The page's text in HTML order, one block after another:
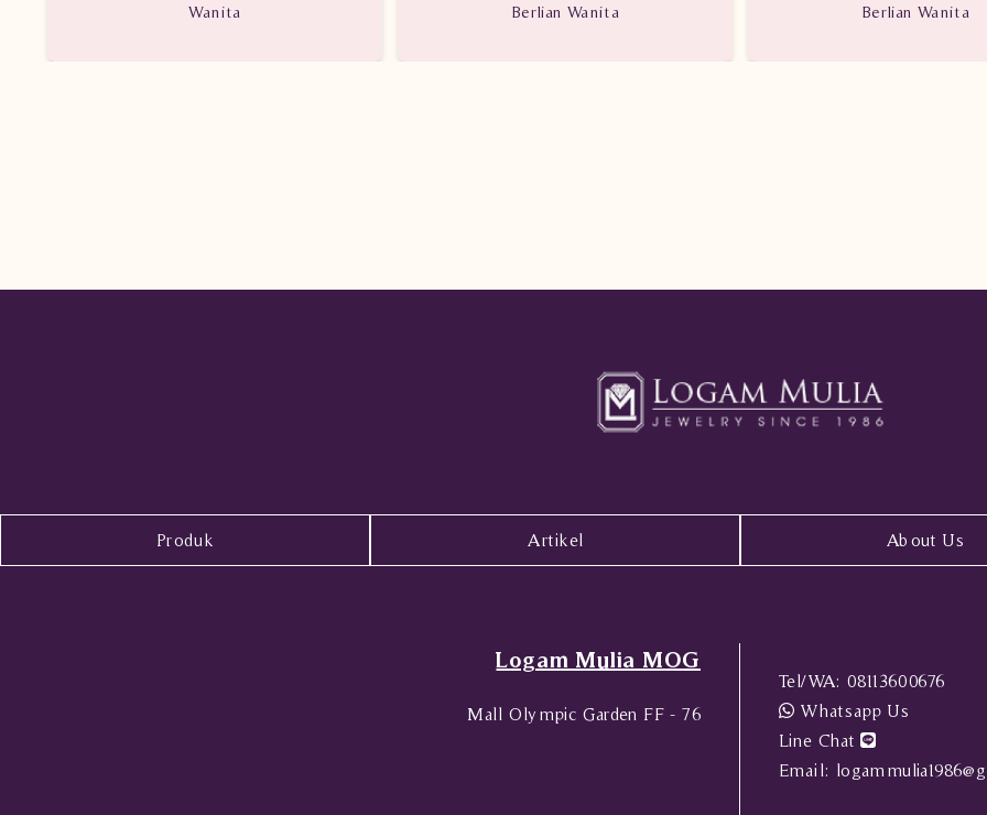
Wanita
Berlian Wanita
Berlian Wanita
Produk Artikel About Us
Logam Mulia MOG
Mall Olympic Garden FF - 76
Tel/WA: 08113600676
Whatsapp Us
Line Chat
Email: